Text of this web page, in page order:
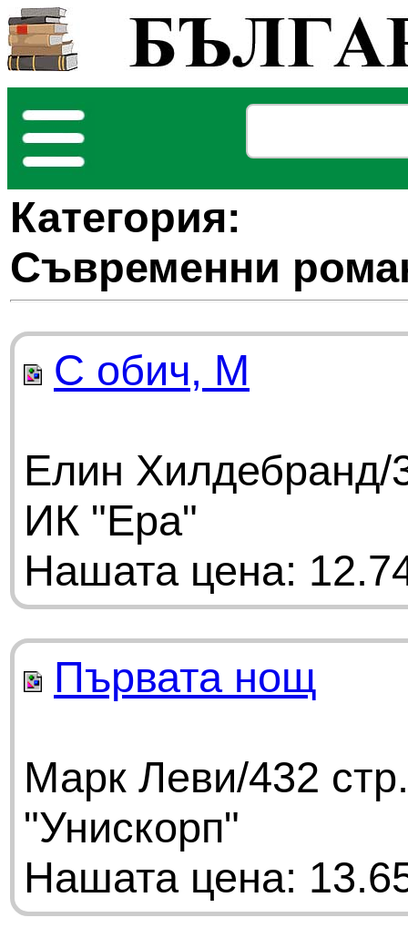
Категория:
Съвременни
С обич, М
Елин Хилдебранд/
ИК "Ера"
Нашата цена:
Първата нощ
Марк Леви/432
"Унискорп"
Нашата цена: